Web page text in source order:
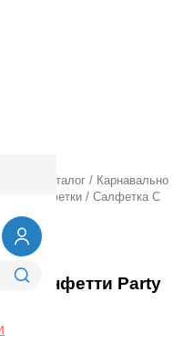
каталог / Карнавально
Салфетки / Салфетка С
Конфетти Party